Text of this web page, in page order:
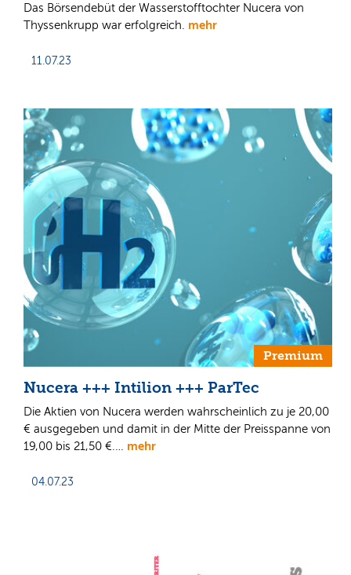
Das Börsendebüt der Wasserstofftochter Nucera von
Thyssenkrupp war erfolgreich. mehr
11.07.23
Premium
Nucera +++ Intilion +++ ParTec
Die Aktien von Nucera werden wahrscheinlich zu je 20,00
€ ausgegeben und damit in der Mitte der Preisspanne von
19,00 bis 21,50 €.… mehr
04.07.23